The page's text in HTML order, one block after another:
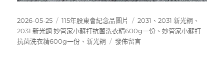
發
佈
日
2026-05-25
分
類
115年股東會紀念品圖片
標
籤
2031 、2031 新光鋼 、
2031 新光鋼 妙管家小蘇打抗菌洗衣精600g一份 、妙管家小蘇打
抗菌洗衣精600g一份 、新光鋼
在
發佈留言